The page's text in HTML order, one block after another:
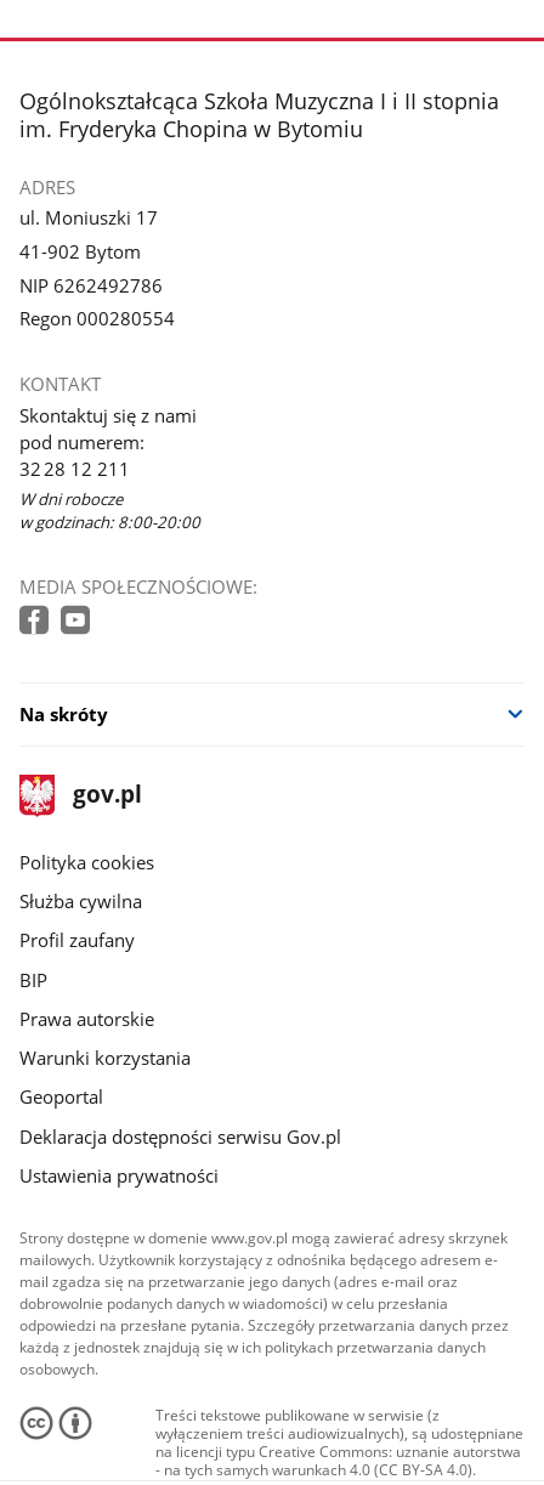
stopka
Ogólnokształcąca Szkoła Muzyczna I i II stopnia
im. Fryderyka Chopina w Bytomiu
ADRES
ul. Moniuszki 17
41-902 Bytom
NIP 6262492786
Regon 000280554
KONTAKT
Skontaktuj się z nami
pod numerem:
32 28 12 211
W dni robocze
w godzinach: 8:00-20:00
MEDIA SPOŁECZNOŚCIOWE:
Na skróty
stopka
gov.pl
Strona
gov.pl
gov.pl
Polityka cookies
Służba cywilna
Profil zaufany
BIP
Prawa autorskie
Warunki korzystania
Geoportal
Deklaracja dostępności serwisu Gov.pl
Ustawienia prywatności
Strony dostępne w domenie www.gov.pl mogą zawierać adresy skrzynek
mailowych. Użytkownik korzystający z odnośnika będącego adresem e-
mail zgadza się na przetwarzanie jego danych (adres e-mail oraz
dobrowolnie podanych danych w wiadomości) w celu przesłania
odpowiedzi na przesłane pytania. Szczegóły przetwarzania danych przez
każdą z jednostek znajdują się w ich politykach przetwarzania danych
osobowych.
Treści tekstowe publikowane w serwisie (z
wyłączeniem treści audiowizualnych), są udostępniane
na licencji typu Creative Commons: uznanie autorstwa
- na tych samych warunkach 4.0 (CC BY-SA 4.0).